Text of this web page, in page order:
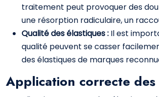
traitement peut provoquer des
une résorption radiculaire, un
Qualité des élastiques : Il est
qualité peuvent se casser
des élastiques de marques
Application correcte